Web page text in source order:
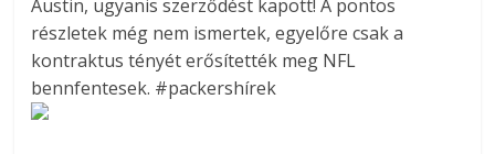
Austin, ugyanis szerződést kapott! A pontos
részletek még nem ismertek, egyelőre csak a
kontraktus tényét erősítették meg NFL
bennfentesek. #packershírek